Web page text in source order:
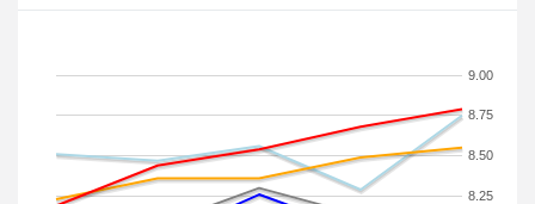
8.25
8.50
8.75
9.00